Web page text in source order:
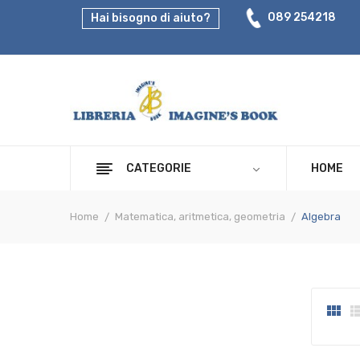
Hai bisogno di aiuto? 089 254218
CATEGORIE HOME
Home Matematica, aritmetica, geometria Algebra
